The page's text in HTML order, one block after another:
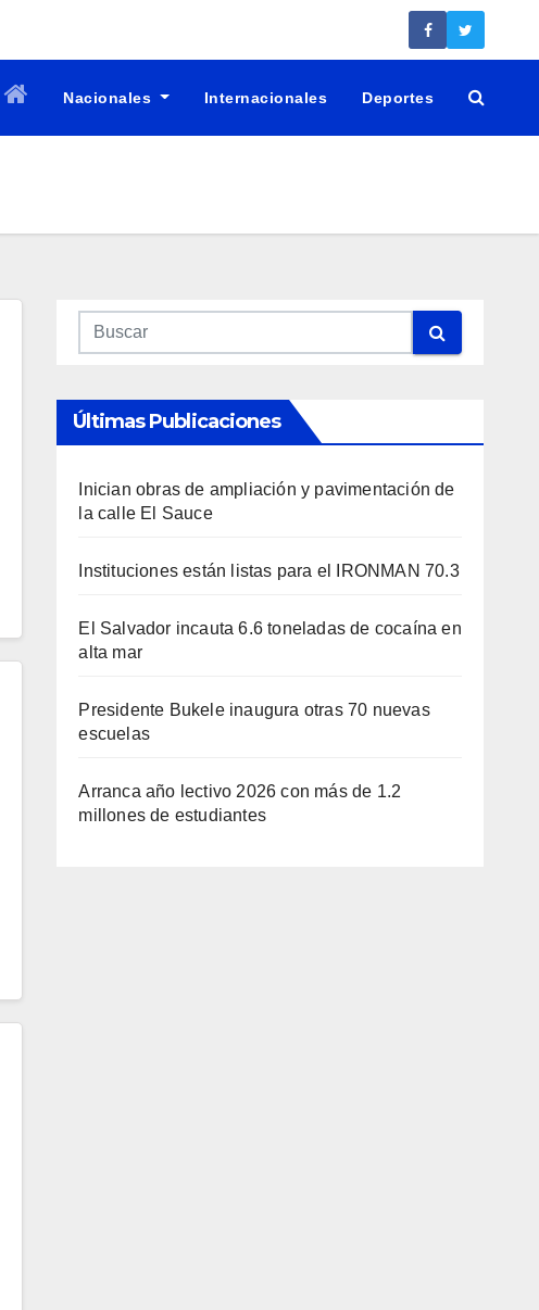
Nacionales Internacionales Deportes
Últimas Publicaciones
Inician obras de ampliación y pavimentación de
la calle El Sauce
Instituciones están listas para el IRONMAN 70.3
El Salvador incauta 6.6 toneladas de cocaína en
alta mar
Presidente Bukele inaugura otras 70 nuevas
escuelas
Arranca año lectivo 2026 con más de 1.2
millones de estudiantes